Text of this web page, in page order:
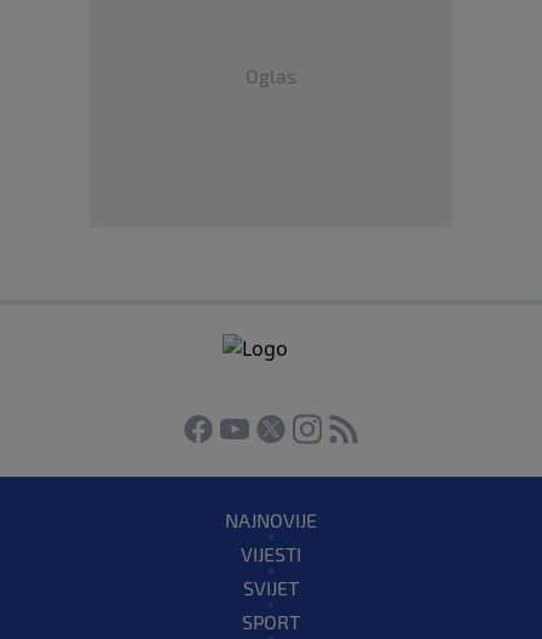
Oglas
NAJNOVIJE
VIJESTI
SVIJET
SPORT